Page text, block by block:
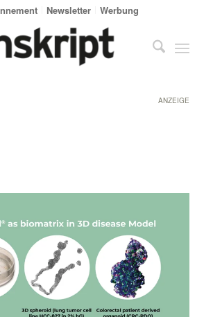
Newsletter Werbung
ANZEIGE